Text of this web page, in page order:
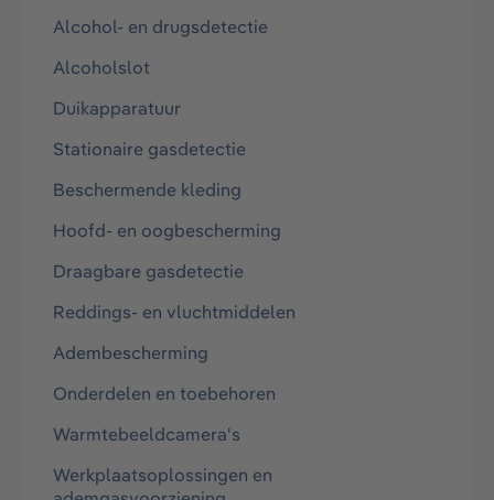
Alcohol- en drugsdetectie
Alcoholslot
Duikapparatuur
Stationaire gasdetectie
Beschermende kleding
Hoofd- en oogbescherming
Draagbare gasdetectie
Reddings- en vluchtmiddelen
Adembescherming
Onderdelen en toebehoren
Warmtebeeldcamera's
Werkplaatsoplossingen en